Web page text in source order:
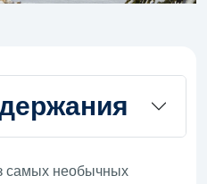
самых необычных